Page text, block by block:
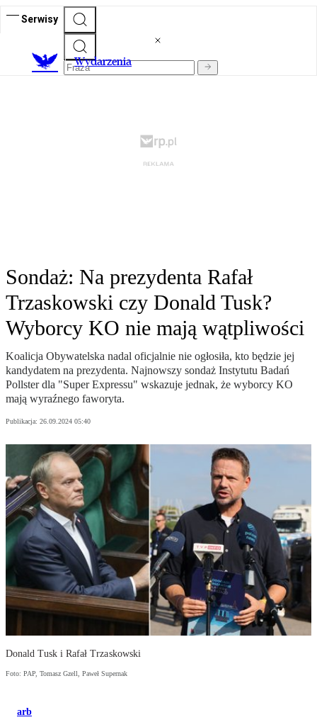
Serwisy
Wydarzenia
Sondaż: Na prezydenta Rafał
Trzaskowski czy Donald Tusk?
Wyborcy KO nie mają wątpliwości
Koalicja Obywatelska nadal oficjalnie nie ogłosiła, kto będzie jej
kandydatem na prezydenta. Najnowszy sondaż Instytutu Badań
Pollster dla "Super Expressu" wskazuje jednak, że wyborcy KO
mają wyraźnego faworyta.
Publikacja: 26.09.2024 05:40
Donald Tusk i Rafał Trzaskowski
Foto: PAP, Tomasz Gzell, Paweł Supernak
arb